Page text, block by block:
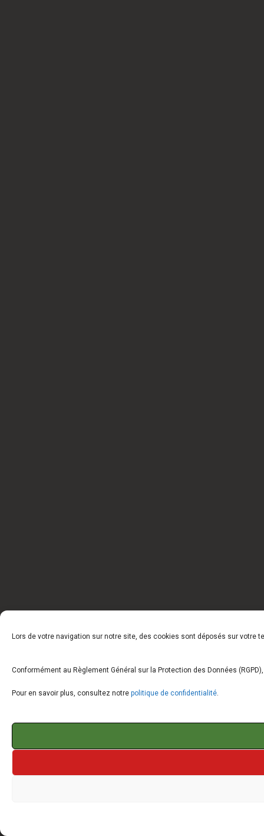
Lors de votre navigation sur notre site, des cookies sont déposés sur votre
Conformément au Règlement Général sur la Protection des Données
Pour en savoir plus, consultez notre politique de confidentialité.